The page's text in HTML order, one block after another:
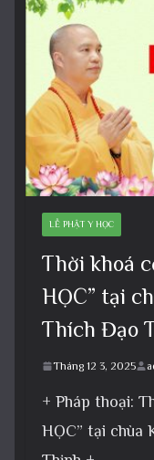
LỄ PHẬT Y HỌC
Thời khoá
HỌC” tại
Thích Đạo
Tháng 12 3, 2025
+ Pháp thoại:
HỌC” tại chùa